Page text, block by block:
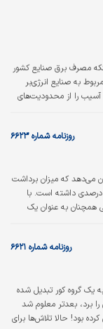
مصرف برق صنایع کشور
گفت: از این میزان، حدود ۸ هزار و ۴۰۰مگاوات مربوط به صنایع انرژی‌بر
را از محدودیت‌های
روزنامه شماره ۶۶۲۳
می‌دهد که میزان برداشت
آب از سدهای کشور در این مدت نسبت به مدت مشابه سال گذشته افزایش ۱۹ درصدی داشته است. با
همچنان به عنوان یک
روزنامه شماره ۶۶۲۱
یک گروه کور تبدیل شده
برد، بعدتر معلوم شد
بود! حالا تلاش‌ها برای